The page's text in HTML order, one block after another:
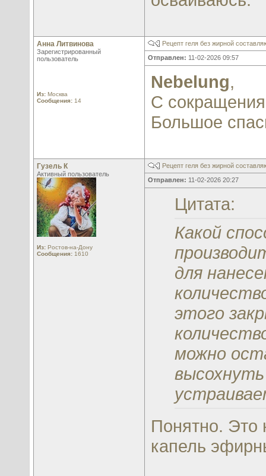
Анна Литвинова
Зарегистрированный
пользователь
Из: Москва
Сообщения: 14
Рецепт геля без жирной
Отправлен: 11-02-2026 09:57
Nebelung,
С
Большое
Гузель К
Активный пользователь
Из: Ростов-на-Дону
Сообщения: 1610
Рецепт геля без жирной
Отправлен: 11-02-2026 20:27
Цитата:
Какой
для
этого
можно
Понятно. Это
капель